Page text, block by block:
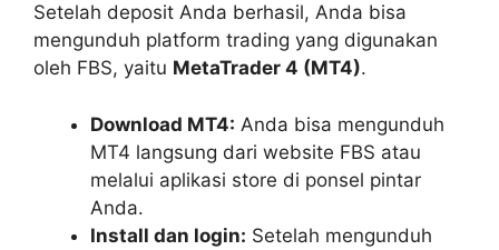
Setelah deposit Anda berhasil, Anda bisa
mengunduh platform trading yang digunakan
oleh FBS, yaitu MetaTrader 4 (MT4).
Download MT4: Anda bisa mengunduh
MT4 langsung dari website FBS atau
melalui aplikasi store di ponsel pintar
Anda.
Install dan login: Setelah mengunduh